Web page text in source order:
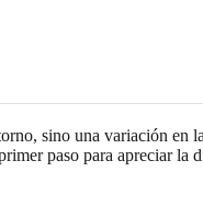
sino una variación en
paso para apreciar la